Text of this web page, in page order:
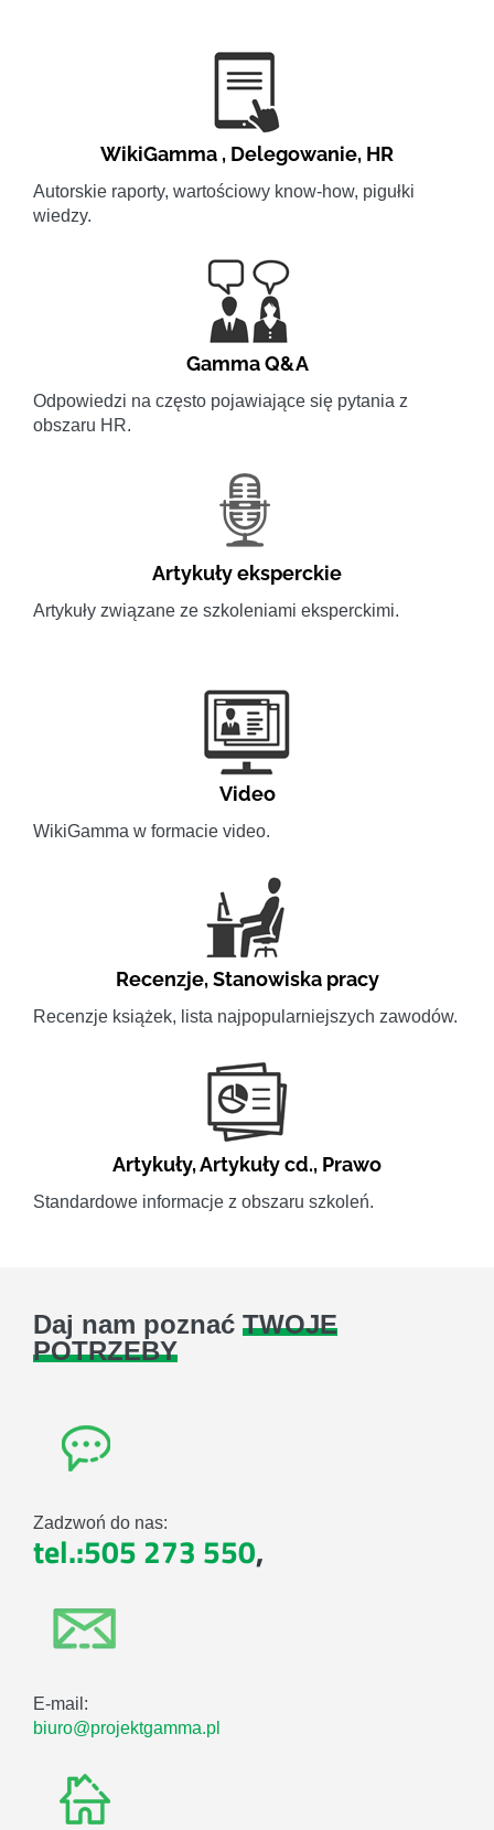
WikiGamma , Delegowanie, HR
Autorskie raporty, wartościowy know-how, pigułki
wiedzy.
Gamma Q&A
Odpowiedzi na często pojawiające się pytania z
obszaru HR.
Artykuły eksperckie
Artykuły związane ze szkoleniami eksperckimi.
Video
WikiGamma w formacie video.
Recenzje,Stanowiska pracy
Recenzje książek, lista najpopularniejszych zawodów.
Artykuły,Artykuły cd., Prawo
Standardowe informacje z obszaru szkoleń.
Daj nam poznać TWOJE
POTRZEBY
Zadzwoń do nas:
tel.:505 273 550,
E-mail:
biuro@projektgamma.pl